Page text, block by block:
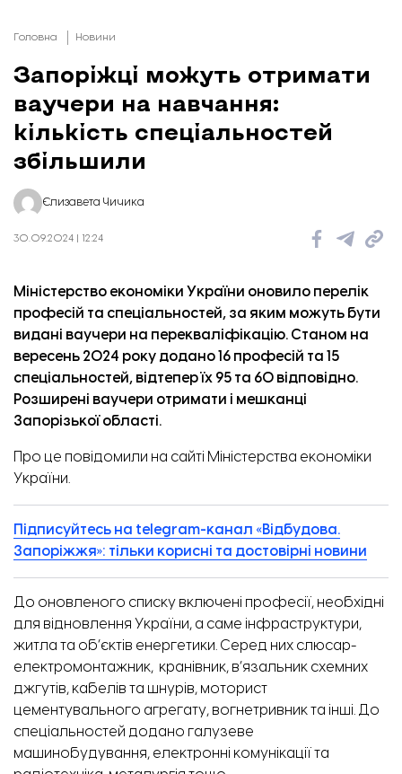
Головна Новини
Запоріжці можуть отримати
ваучери на навчання:
кількість спеціальностей
збільшили
Єлизавета Чичика
30.09.2024 | 12:24
Міністерство економіки України оновило перелік
професій та спеціальностей, за яким можуть бути
видані ваучери на перекваліфікацію. Станом на
вересень 2024 року додано 16 професій та 15
спеціальностей, відтепер їх 95 та 60 відповідно.
Розширені ваучери отримати і мешканці
Запорізької області.
Про це повідомили на сайті Міністерства економіки
України.
Підписуйтесь на telegram-канал «Відбудова.
Запоріжжя»: тільки корисні та достовірні новини
До оновленого списку включені професії, необхідні
для відновлення України, а саме інфраструктури,
житла та об’єктів енергетики. Серед них слюсар-
електромонтажник, кранівник, в’язальник схемних
джгутів, кабелів та шнурів, моторист
цементувального агрегату, вогнетривник та інші. До
спеціальностей додано галузеве
машинобудування, електронні комунікації та